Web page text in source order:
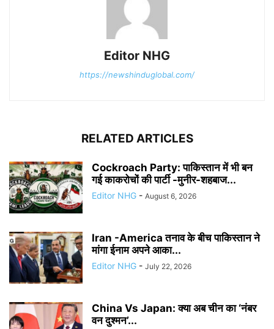
Editor NHG
https://newshinduglobal.com/
RELATED ARTICLES
Cockroach Party: पाकिस्तान में भी बन
गई काकरोचों की पार्टी -मुनीर-शहबाज...
Editor NHG - August 6, 2026
Iran -America तनाव के बीच पाकिस्तान ने
मांगा ईनाम अपने आका...
Editor NHG - July 22, 2026
China Vs Japan: क्या अब चीन का ‘नंबर
वन दुश्मन’...